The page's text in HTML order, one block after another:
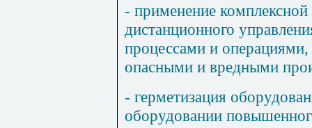
- применение
дистанционного
процессами и
опасными и вредными
- герметизация
оборудовании